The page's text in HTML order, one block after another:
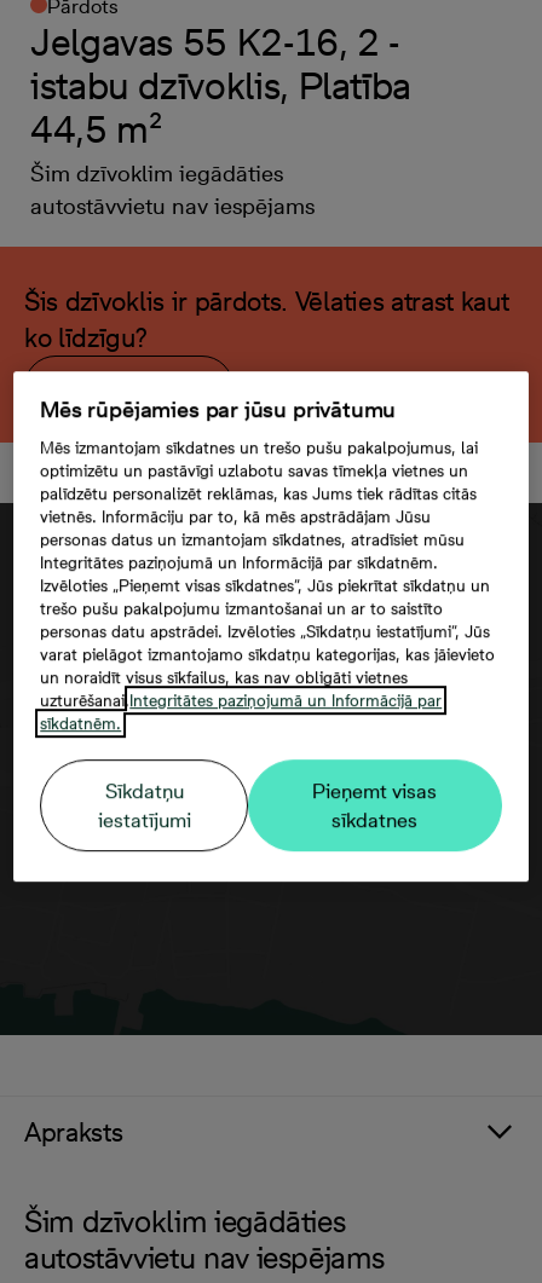
Pārdots
Jelgavas 55 K2-16, 2 -
istabu dzīvoklis, Platība
44,5 m²
Šim dzīvoklim iegādāties
autostāvvietu nav iespējams
Šis dzīvoklis ir pārdots. Vēlaties atrast kaut
ko līdzīgu?
Google maps trešās puses datu
izmantošana
Apraksts
Šim dzīvoklim iegādāties
autostāvvietu nav iespējams
Mēs rūpējamies par jūsu privātumu
Mēs izmantojam sīkdatnes un trešo pušu pakalpojumus, lai
optimizētu un pastāvīgi uzlabotu savas tīmekļa vietnes un
palīdzētu personalizēt reklāmas, kas Jums tiek rādītas citās
vietnēs. Informāciju par to, kā mēs apstrādājam Jūsu
personas datus un izmantojam sīkdatnes, atradīsiet mūsu
Integritātes paziņojumā un Informācijā par sīkdatnēm.
Izvēloties „Pieņemt visas sīkdatnes”, Jūs piekrītat sīkdatņu un
trešo pušu pakalpojumu izmantošanai un ar to saistīto
personas datu apstrādei. Izvēloties „Sīkdatņu iestatījumi”, Jūs
varat pielāgot izmantojamo sīkdatņu kategorijas, kas jāievieto
un noraidīt visus sīkfailus, kas nav obligāti vietnes
uzturēšanai.Integritātes paziņojumā un Informācijā par
sīkdatnēm.
Sīkdatņu
iestatījumi
Pieņemt visas
sīkdatnes